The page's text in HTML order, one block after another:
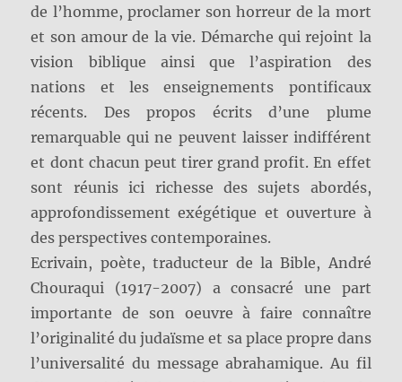
de l’homme, proclamer son horreur de la mort
et son amour de la vie. Démarche qui rejoint la
vision biblique ainsi que l’aspiration des
nations et les enseignements pontificaux
récents. Des propos écrits d’une plume
remarquable qui ne peuvent laisser indifférent
et dont chacun peut tirer grand profit. En effet
sont réunis ici richesse des sujets abordés,
approfondissement exégétique et ouverture à
des perspectives contemporaines.
Ecrivain, poète, traducteur de la Bible, André
Chouraqui (1917-2007) a consacré une part
importante de son oeuvre à faire connaître
l’originalité du judaïsme et sa place propre dans
l’universalité du message abrahamique. Au fil